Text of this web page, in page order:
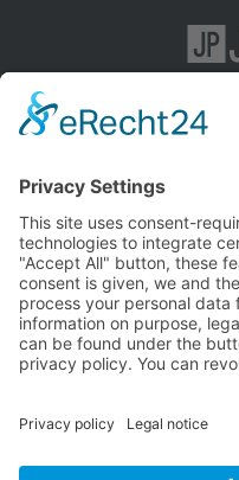
KI-SEO
SEO
Social-Media-Marketing
Agentur
Kontakt
Jenpix GmbH
07743 Jena